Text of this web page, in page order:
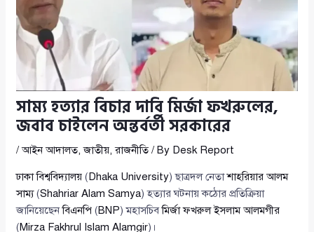
সাম্য হত্যার বিচার দাবি মির্জা ফখরুলের,
জবাব চাইলেন অন্তর্বর্তী সরকারের
/আইন আদালত,জাতীয়,রাজনীতি/ By Desk Report
ঢাকা বিশ্ববিদ্যালয় (Dhaka University) ছাত্রদল নেতাশাহরিয়ার আলম
সাম্য(Shahriar Alam Samya) হত্যার ঘটনায় কঠোর প্রতিক্রিয়া
জানিয়েছেনবিএনপি (BNP) মহাসচিবমির্জা ফখরুল ইসলাম আলমগীর
(Mirza Fakhrul Islam Alamgir)।